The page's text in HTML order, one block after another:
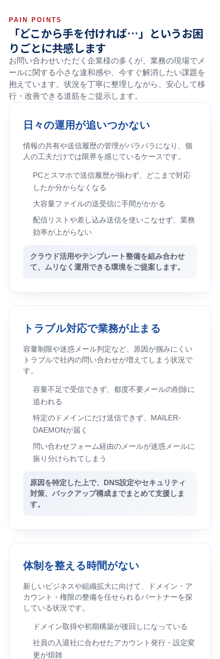
PAIN POINTS
「どこから手を付ければ…」というお困
りごとに共感します
お問い合わせいただく企業様の多くが、業務の現場でメ
ールに関する小さな違和感や、今すぐ解消したい課題を
抱えています。状況を丁寧に整理しながら、安心して移
行・改善できる道筋をご提示します。
日々の運用が追いつかない
情報の共有や送信履歴の管理がバラバラになり、個
人の工夫だけでは限界を感じているケースです。
PCとスマホで送信履歴が揃わず、どこまで対応
したか分からなくなる
大容量ファイルの送受信に手間がかかる
配信リストや差し込み送信を使いこなせず、業務
効率が上がらない
クラウド活用やテンプレート整備を組み合わせ
て、ムリなく運用できる環境をご提案します。
トラブル対応で業務が止まる
容量制限や迷惑メール判定など、原因が掴みにくい
トラブルで社内の問い合わせが増えてしまう状況で
す。
容量不足で受信できず、都度不要メールの削除に
追われる
特定のドメインにだけ送信できず、MAILER-
DAEMONが届く
問い合わせフォーム経由のメールが迷惑メールに
振り分けられてしまう
原因を特定した上で、DNS設定やセキュリティ
対策、バックアップ構成までまとめて支援しま
す。
体制を整える時間がない
新しいビジネスや組織拡大に向けて、ドメイン・ア
カウント・権限の整備を任せられるパートナーを探
している状況です。
ドメイン取得や初期構築が後回しになっている
社員の入退社に合わせたアカウント発行・設定変
更が煩雑